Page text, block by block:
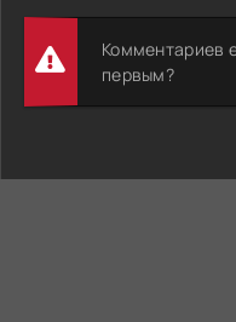
Комментариев
первым?